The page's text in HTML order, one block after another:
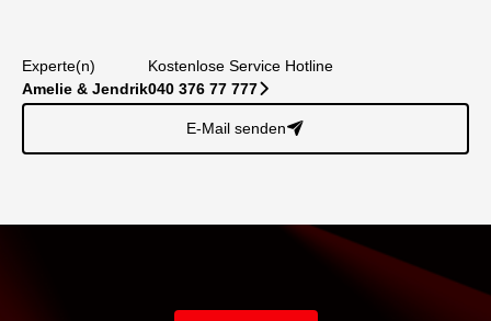
Experte(n)
Amelie & Jendrik
Kostenlose Service Hotline
040 376 77 777􀆊
E-Mail senden􀈠